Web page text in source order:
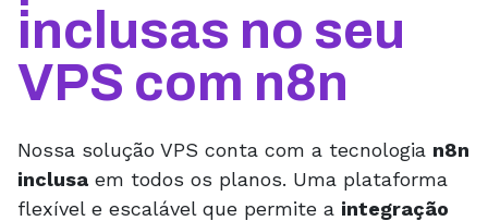
inclusas no seu
VPS com n8n
Nossa solução VPS conta com a tecnologia n8n
inclusa em todos os planos. Uma plataforma
flexível e escalável que permite a integração